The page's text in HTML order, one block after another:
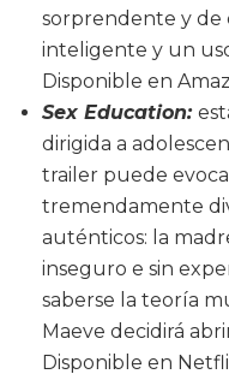
sorprendente y de
inteligente y un
Disponible en
Sex Education:
dirigida a
trailer puede
tremendamente
auténticos: la
inseguro e sin
saberse la teoría
Maeve decidirá
Disponible en